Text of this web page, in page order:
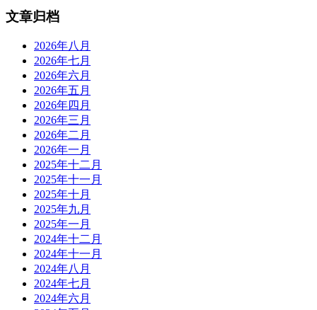
文章归档
2026年八月
2026年七月
2026年六月
2026年五月
2026年四月
2026年三月
2026年二月
2026年一月
2025年十二月
2025年十一月
2025年十月
2025年九月
2025年一月
2024年十二月
2024年十一月
2024年八月
2024年七月
2024年六月